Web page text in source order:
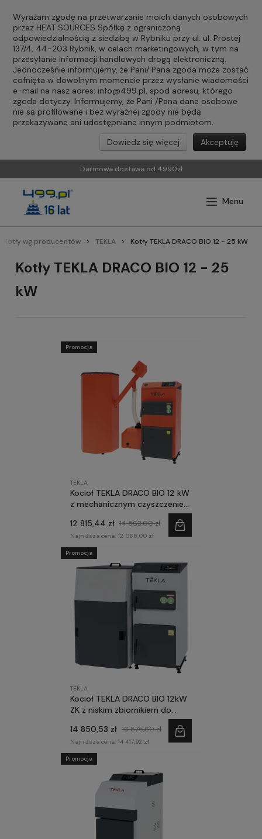
Wyrażam zgodę na przetwarzanie moich danych osobowych
przez HEAT SOURCES Spółkę z ograniczoną
odpowiedzialnością z siedzibą w Rybniku przy ul. ul. Prostej
137/4, 44-203 Rybnik, w celach marketingowych, w tym na
przesyłanie informacji handlowych drogą elektroniczną.
Jednocześnie informujemy, że Pani/ Pana zgoda może zostać
cofnięta w dowolnym momencie przez wysłanie wiadomości
e-mail na nasz adres: info@499.pl, spod adresu, którego
zgoda dotyczy. Informujemy, że Pani /Pana dane osobowe
nie są profilowane i bez wyraźnej zgody nie będą
przekazywane ani udostępniane innym podmiotom.
Akceptuję
Dowiedz się więcej
Darmowa dostawa od 4990zł
Kotły wg producentów TEKLA Kotły TEKLA DRACO BIO 12 - 25 kW
Kotły TEKLA DRACO BIO 12 - 25
kW
TEKLA
Kocioł TEKLA DRACO BIO 12 kW
z mechanicznym czyszczeniem
12 815,44 zł 14 563,00 zł
Najniższa cena: 12 068,00 zł
Promocja
TEKLA
Kocioł TEKLA DRACO BIO 12kW
ZK z niskim zbiornikiem do
14 850,53 zł 16 875,60 zł
Najniższa cena: 14 417,92 zł
Promocja
Promocja